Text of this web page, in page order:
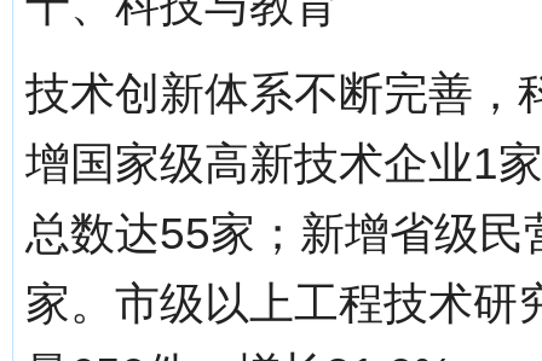
技术创新体系不断完善，
增国家级高新技术企业1
总数达55家；新增省级
家。市级以上工程技术研